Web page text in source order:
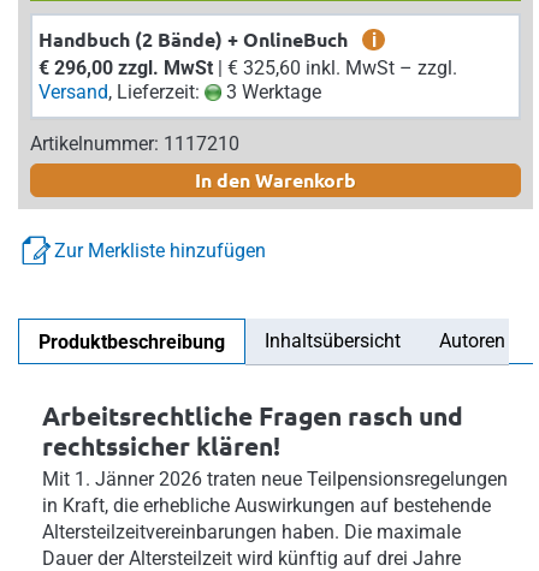
Handbuch (2 Bände) + OnlineBuch
i
€ 296,00 zzgl. MwSt
| € 325,60 inkl. MwSt – zzgl.
Versand, Lieferzeit: 3 Werktage
Artikelnummer: 1117210
In den Warenkorb
Zur Merkliste hinzufügen
Produktbeschreibung Inhaltsübersicht Autoren
Arbeitsrechtliche Fragen rasch und
rechtssicher klären!
Mit 1. Jänner 2026 traten neue Teilpensionsregelungen
in Kraft, die erhebliche Auswirkungen auf bestehende
Altersteilzeitvereinbarungen haben. Die maximale
Dauer der Altersteilzeit wird künftig auf drei Jahre